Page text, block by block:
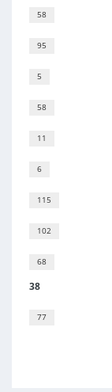
58
95
5
58
11
6
115
102
68
38
77